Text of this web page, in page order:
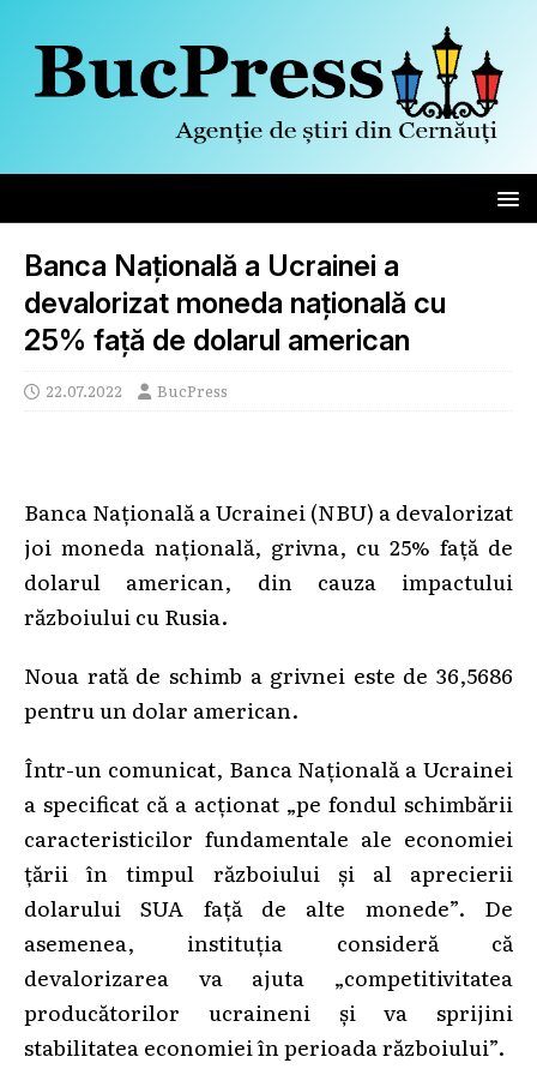
Banca Națională a Ucrainei a
devalorizat moneda națională cu
25% față de dolarul american
22.07.2022 BucPress
Banca Națională a Ucrainei (NBU) a devalorizat
joi moneda naţională, grivna, cu 25% faţă de
dolarul american, din cauza impactului
războiului cu Rusia.
Noua rată de schimb a grivnei este de 36,5686
pentru un dolar american.
Într-un comunicat, Banca Națională a Ucrainei
a specificat că a acţionat „pe fondul schimbării
caracteristicilor fundamentale ale economiei
ţării în timpul războiului şi al aprecierii
dolarului SUA faţă de alte monede”. De
asemenea, instituţia consideră că
devalorizarea va ajuta „competitivitatea
producătorilor ucraineni şi va sprijini
stabilitatea economiei în perioada războiului”.